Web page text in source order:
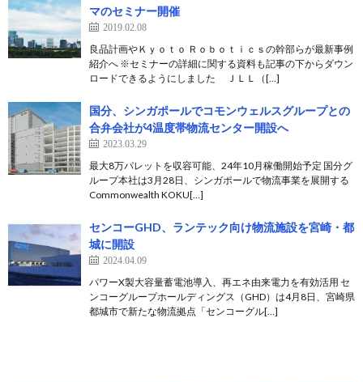
マのセミナー開催
2019.02.08
良品計画やＫｙｏｔｏ Ｒｏｂｏｔｉｃｓの幹部らが最新事例
紹介へ ※セミナーの詳細に関する資料も記事の下からダウン
ロードできるようにしました ＪＬＬ（[…]
国分、シンガポールでコモンウェルスグループとの
合弁会社が4温度帯物流センター開設へ
2023.03.29
最大8万パレットを収容可能、24年10月稼働開始予定 国分グ
ループ本社は3月28日、シンガポールで物流事業を展開する
Commonwealth KOKU[…]
センコーGHD、ランテック向け物流施設を宮崎・都
城に開設
2024.04.09
パワーX製大容量蓄電池導入、再エネ由来電力を有効活用 セ
ンコーグループホールディングス（GHD）は4月8日、宮崎県
都城市で新たな物流拠点「センコーグル[…]